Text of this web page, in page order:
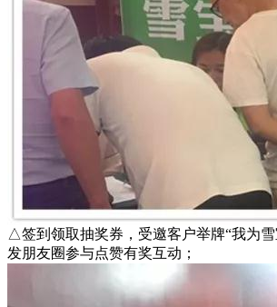
△签到领取抽奖券，受邀客户举牌“我为
发朋友圈参与点赞有奖互动；